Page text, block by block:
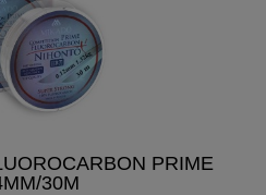
PRIME
30M